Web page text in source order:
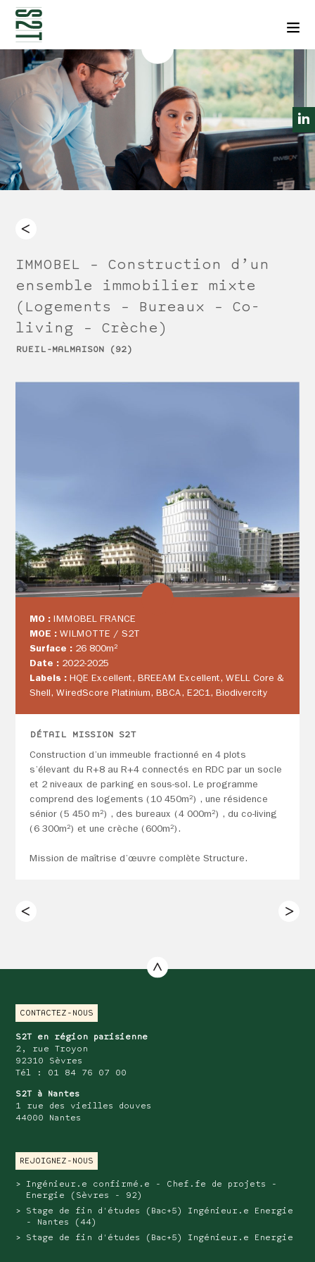
NEWSLETTERS
CONTACT
IMMOBEL – Construction d’un
ensemble immobilier mixte
(Logements – Bureaux – Co-
living – Crèche)
RUEIL-MALMAISON (92)
MO :IMMOBEL FRANCE
MOE :WILMOTTE / S2T
Surface : 26 800m²
Date : 2022-2025
Labels :HQE Excellent, BREEAM Excellent, WELL Core &
Shell, WiredScore Platinium, BBCA, E2C1, Biodivercity
DÉTAIL MISSION S2T
Construction d’un immeuble fractionné en 4 plots
s’élevant du R+8 au R+4 connectés en RDC par un socle
et 2 niveaux de parking en sous-sol. Le programme
comprend des logements (10 450m²) , une résidence
sénior (5 450 m²) , des bureaux (4 000m²) , du co-living
(6 300m²) et une crèche (600m²).
Mission de maîtrise d’œuvre complète Structure.
CONTACTEZ-NOUS
S2T en région parisienne
2, rue Troyon
92310 Sèvres
Tél : 01 84 76 07 00
S2T à Nantes
1 rue des vieilles douves
44000 Nantes
REJOIGNEZ-NOUS
Ingénieur.e confirmé.e - Chef.fe de projets -
Energie (Sèvres - 92)
Stage de fin d'études (Bac+5) Ingénieur.e Energie
- Nantes (44)
Stage de fin d'études (Bac+5) Ingénieur.e Energie